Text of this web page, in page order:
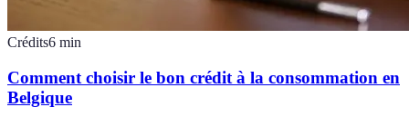
Crédits6 min
Comment choisir le bon crédit à la consommation en
Belgique